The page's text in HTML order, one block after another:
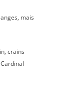
mais
crains